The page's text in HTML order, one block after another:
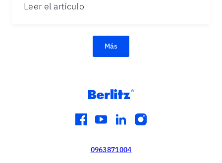
Leer el artículo
Más
facebook
youtube
linkedininstagram
0963871004